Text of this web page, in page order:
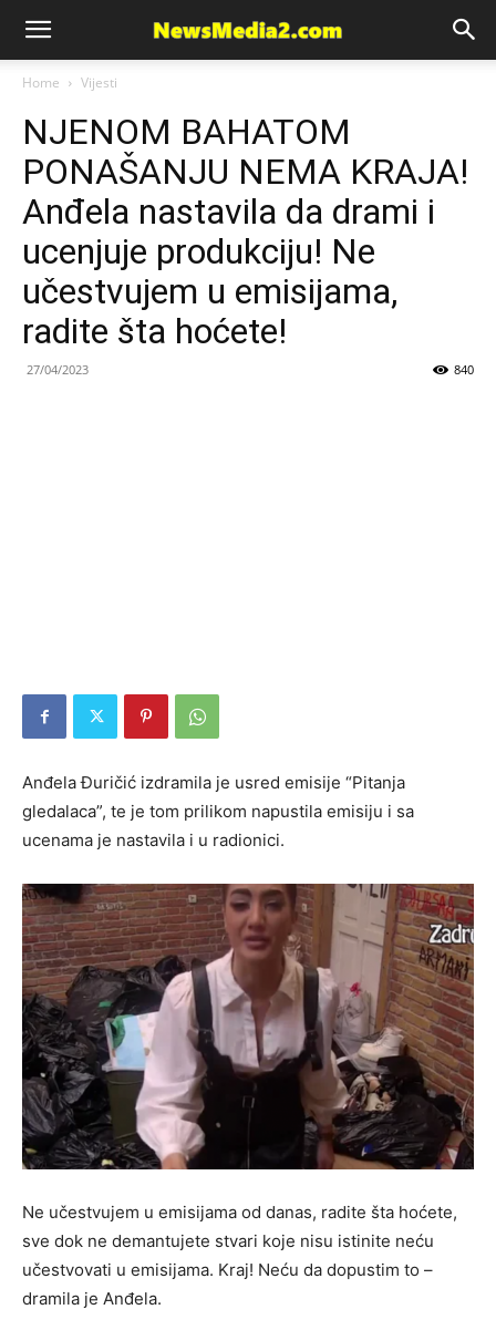
News
Media
Home Vijesti
NJENOM BAHATOM
PONAŠANJU NEMA KRAJA!
Anđela nastavila da drami i
ucenjuje produkciju! Ne
učestvujem u emisijama,
radite šta hoćete!
27/04/2023 840
Anđela Đuričić izdramila je usred emisije “Pitanja
gledalaca”, te je tom prilikom napustila emisiju i sa
ucenama je nastavila i u radionici.
Ne učestvujem u emisijama od danas, radite šta hoćete,
sve dok ne demantujete stvari koje nisu istinite neću
učestvovati u emisijama. Kraj! Neću da dopustim to –
dramila je Anđela.